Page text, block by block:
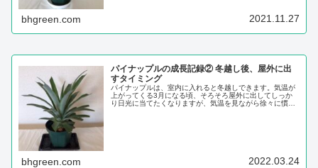
bhgreen.com 2021.11.27
パイナップルの成長記録② 冬越し後、屋外に出
すタイミング
パイナップルは、室内に入れると冬越しできます。気温が
上がってくる3月になる頃、そろそろ屋外に出してしっか
り日光に当てたくなりますが、気温を見ながら徐々に慣ら
bhgreen.com 2022.03.24